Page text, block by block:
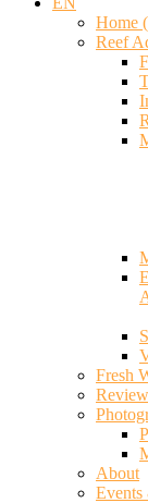
Home
Reef
Fresh
About
Events